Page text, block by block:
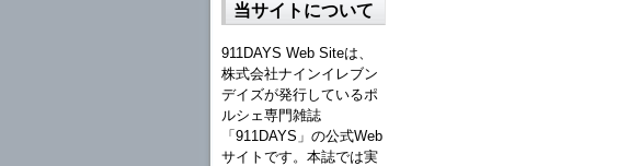
当サイトについて
911DAYS Web Siteは、
株式会社ナインイレブン
デイズが発行しているポ
ルシェ専門雑誌
「911DAYS」の公式Web
サイトです。本誌では実